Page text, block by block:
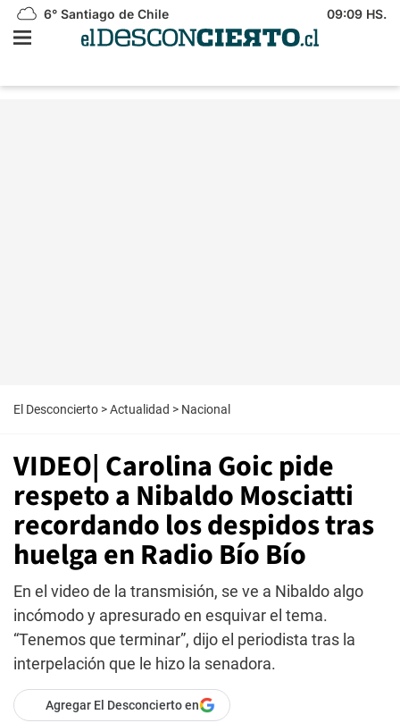
6° Santiago de Chile 09:09 HS.
El Desconcierto >Actualidad > Nacional
VIDEO| Carolina Goic pide
respeto a Nibaldo Mosciatti
recordando los despidos tras
huelga en Radio Bío Bío
En el video de la transmisión, se ve a Nibaldo algo
incómodo y apresurado en esquivar el tema.
“Tenemos que terminar”, dijo el periodista tras la
interpelación que le hizo la senadora.
Agregar El Desconcierto en